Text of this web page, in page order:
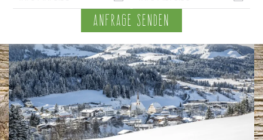
ANFRAGE SENDEN